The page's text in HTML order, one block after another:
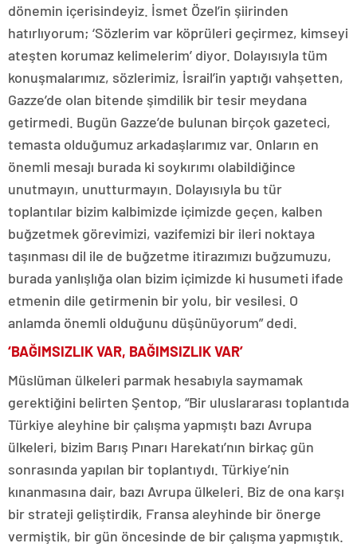
dönemin içerisindeyiz. İsmet Özel’in şiirinden
hatırlıyorum; ‘Sözlerim var köprüleri geçirmez, kimseyi
ateşten korumaz kelimelerim’ diyor. Dolayısıyla tüm
konuşmalarımız, sözlerimiz, İsrail’in yaptığı vahşetten,
Gazze’de olan bitende şimdilik bir tesir meydana
getirmedi. Bugün Gazze’de bulunan birçok gazeteci,
temasta olduğumuz arkadaşlarımız var. Onların en
önemli mesajı burada ki soykırımı olabildiğince
unutmayın, unutturmayın. Dolayısıyla bu tür
toplantılar bizim kalbimizde içimizde geçen, kalben
buğzetmek görevimizi, vazifemizi bir ileri noktaya
taşınması dil ile de buğzetme itirazımızı buğzumuzu,
burada yanlışlığa olan bizim içimizde ki husumeti ifade
etmenin dile getirmenin bir yolu, bir vesilesi. O
anlamda önemli olduğunu düşünüyorum” dedi.
‘BAĞIMSIZLIK VAR, BAĞIMSIZLIK VAR’
Müslüman ülkeleri parmak hesabıyla saymamak
gerektiğini belirten Şentop, “Bir uluslararası toplantıda
Türkiye aleyhine bir çalışma yapmıştı bazı Avrupa
ülkeleri, bizim Barış Pınarı Harekatı’nın birkaç gün
sonrasında yapılan bir toplantıydı. Türkiye’nin
kınanmasına dair, bazı Avrupa ülkeleri. Biz de ona karşı
bir strateji geliştirdik, Fransa aleyhinde bir önerge
vermiştik, bir gün öncesinde de bir çalışma yapmıştık.